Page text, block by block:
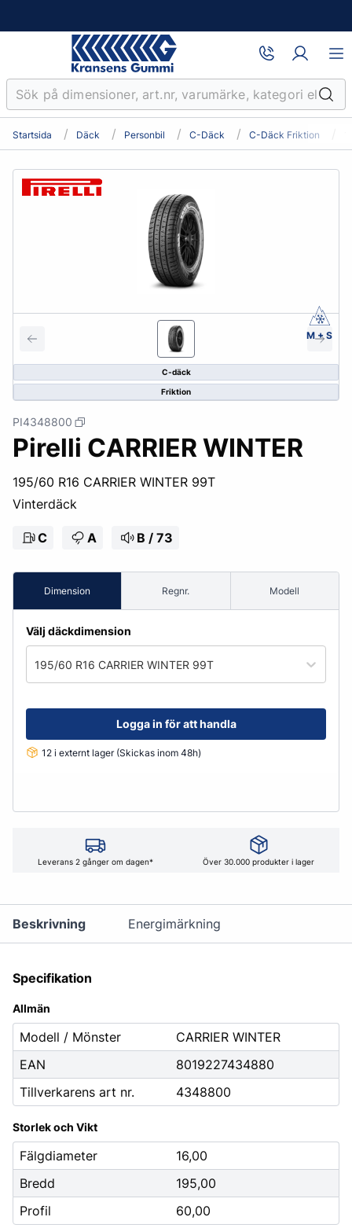
Startsida Däck Personbil C-Däck C-Däck Friktion
C-däck
Friktion
M + S
PI4348800
Pirelli CARRIER WINTER
195/60 R16 CARRIER WINTER 99T
Vinterdäck
C A B / 73
Dimension Regnr. Modell
Välj däckdimension
195/60 R16 CARRIER WINTER 99T
Logga in för att handla
12 i externt lager (Skickas inom 48h)
Leverans 2 gånger om dagen* Över 30.000 produkter i lager
Beskrivning Energimärkning
Specifikation
Allmän
Modell / Mönster
CARRIER WINTER
EAN
8019227434880
Tillverkarens art nr.
4348800
Storlek och Vikt
Fälgdiameter
16,00
Bredd
195,00
Profil
60,00